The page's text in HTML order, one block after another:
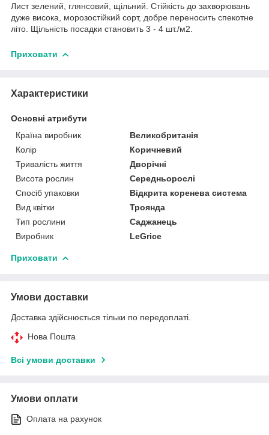
Лист зелений, глянсовий, щільний. Стійкість до захворювань
дуже висока, морозостійкий сорт, добре переносить спекотне
літо. Щільність посадки становить 3 - 4 шт./м2.
Приховати
Характеристики
Основні атрибути
Країна виробник
Великобританія
Колір
Коричневий
Тривалість життя
Дворічні
Висота рослин
Середньорослі
Спосіб упаковки
Відкрита коренева система
Вид квітки
Троянда
Тип рослини
Саджанець
Виробник
LeGrice
Приховати
Умови доставки
Доставка здійснюється тільки по передоплаті.
Нова Пошта
Всі умови доставки
Умови оплати
Оплата на рахунок